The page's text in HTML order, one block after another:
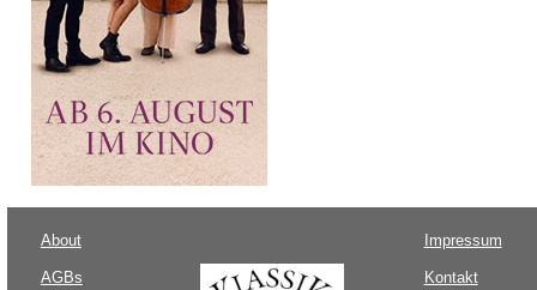
About
AGBs
Impressum
Kontakt